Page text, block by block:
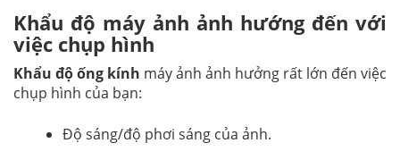
Khẩu độ máy ảnh ảnh hướng đến với
việc chụp hình
Khẩu độ ống kính máy ảnh ảnh hưởng rất lớn đến việc
chụp hình của bạn:
Độ sáng/độ phơi sáng của ảnh.